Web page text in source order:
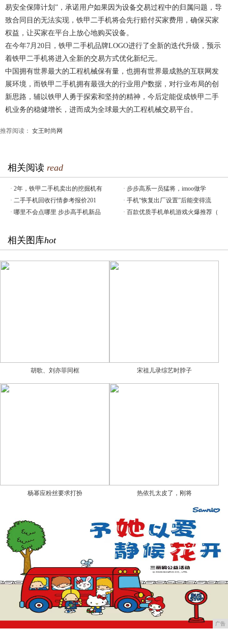
易安全保障计划”，承诺用户如果因为设备交易过程中的归属问题，导
致合同目的无法实现，铁甲二手机将会先行赔付买家费用，确保买家
权益，让买家在平台上放心地购买设备。
在今年7月20日，铁甲二手机品牌LOGO进行了全新的迭代升级，预示
着铁甲二手机将进入全新的交易方式优化新纪元。
中国拥有世界最大的工程机械保有量，也拥有世界最成熟的互联网发
展环境，而铁甲二手机拥有最强大的行业用户数据，对行业布局的创
新思路，辅以铁甲人勇于探索和坚持的精神，今后定能促成铁甲二手
机业务的稳健增长，进而成为全球最大的工程机械交易平台。
推荐阅读： 女王时尚网
相关阅读 read
· 2年，铁甲二手机卖出的挖掘机有 · 步步高系一员猛将，imoo做学
· 二手手机回收行情参考报价201 · 手机“恢复出厂设置”后能变得流
· 哪里不会点哪里 步步高手机新品 · 百款优质手机单机游戏火爆推荐（
相关图库hot
胡歌、刘亦菲同框 宋祖儿录综艺时脖子
杨幂应粉丝要求打扮 热依扎太皮了，刚将
广告